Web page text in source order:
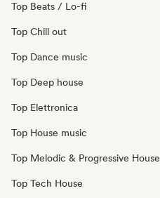
Top Beats / Lo-fi
Top Chill out
Top Dance music
Top Deep house
Top Elettronica
Top House music
Top Melodic & Progressive House
Top Tech House